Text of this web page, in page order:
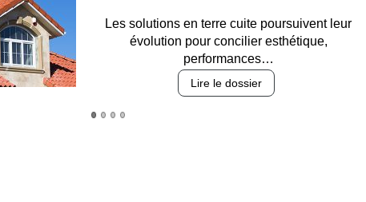
Entre circulation, sécurisation des accès, durabilité
des revêtements et intégration…
Lire le dossier